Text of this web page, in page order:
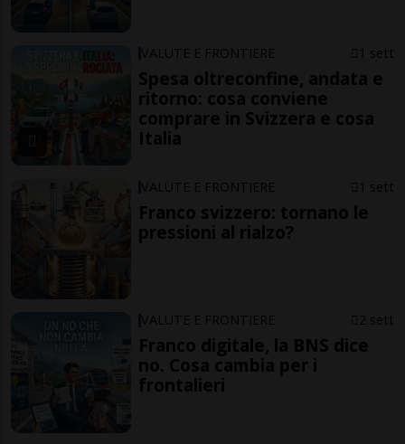
VALUTE E FRONTIERE 1 sett
Spesa oltreconfine, andata e
ritorno: cosa conviene
comprare in Svizzera e cosa
Italia
VALUTE E FRONTIERE 1 sett
Franco svizzero: tornano le
pressioni al rialzo?
VALUTE E FRONTIERE 2 sett
Franco digitale, la BNS dice
no. Cosa cambia per i
frontalieri